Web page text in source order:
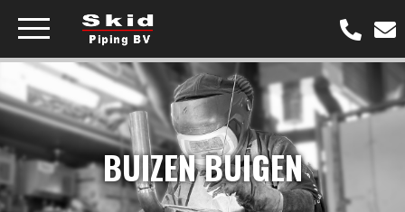
Buigtechnieken
CapaciteitentabelBUIZEN BUIGEN